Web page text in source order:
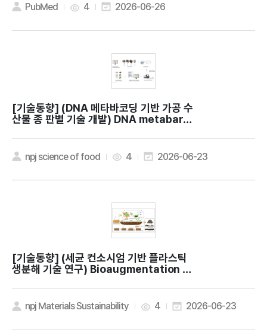
s InaCC M205 with Potential Antic
ancer Properties for Biomedical A
PubMed 4 2026-06-26
[기술동향]
산물 종 판별 기술 개발) DNA metabarc
ntification of freshwater, marine,
and terrestrial gastropods in com
mercial food products
npj science of food 4 2026-06-23
[기술동향]
생분해 기술 연구) Bioaugmentation wi
ble plastic waste treatment
npj Materials Sustainability 4 2026-06-23